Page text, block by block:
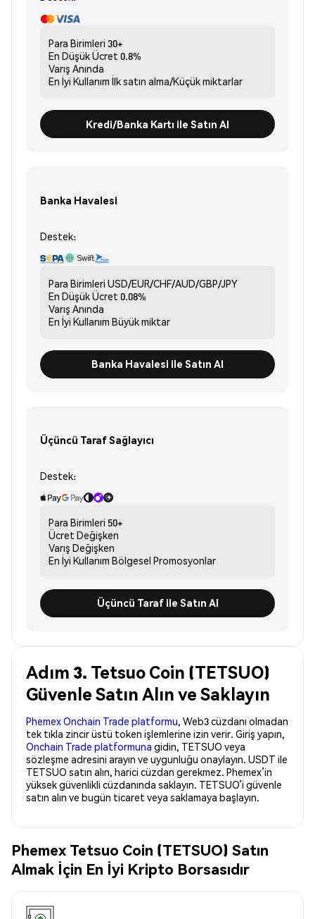
Para Birimleri 30+
En Düşük Ücret 0.8%
Varış Anında
En İyi Kullanım İlk satın alma/Küçük miktarlar
Kredi/Banka Kartı ile Satın Al
Banka Havalesi
Destek:
Para Birimleri USD/EUR/CHF/AUD/GBP/JPY
En Düşük Ücret 0.08%
Varış Anında
En İyi Kullanım Büyük miktar
Banka Havalesi ile Satın Al
Üçüncü Taraf Sağlayıcı
Destek:
Para Birimleri 50+
Ücret Değişken
Varış Değişken
En İyi Kullanım Bölgesel Promosyonlar
Üçüncü Taraf ile Satın Al
Adım 3. Tetsuo Coin (TETSUO)
Güvenle Satın Alın ve Saklayın
Phemex Onchain Trade platformu, Web3 cüzdanı olmadan
tek tıkla zincir üstü token işlemlerine izin verir. Giriş yapın,
Onchain Trade platformuna gidin, TETSUO veya
sözleşme adresini arayın ve uygunluğu onaylayın. USDT ile
TETSUO satın alın, harici cüzdan gerekmez. Phemex’in
yüksek güvenlikli cüzdanında saklayın. TETSUO’i güvenle
satın alın ve bugün ticaret veya saklamaya başlayın.
Phemex Tetsuo Coin (TETSUO) Satın
Almak İçin En İyi Kripto Borsasıdır